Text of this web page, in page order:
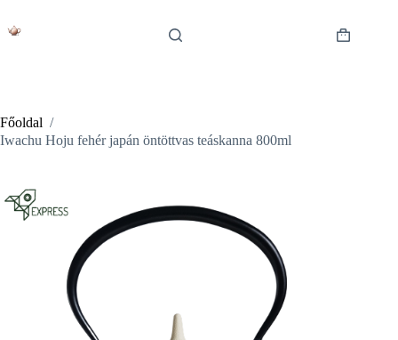
content
Shopping
Főoldal /
Iwachu Hoju fehér japán öntöttvas teáskanna 800ml